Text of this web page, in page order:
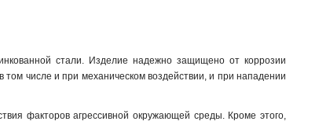
стали. Изделие надежно защищено от коррозии
том числе и при механическом воздействии, и при нападении
факторов агрессивной окружающей среды. Кроме этого,